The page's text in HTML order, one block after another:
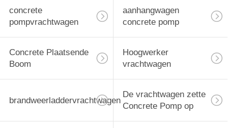
concrete
pompvrachtwagen
aanhangwagen
concrete pomp
Concrete Plaatsende
Boom
Hoogwerker
vrachtwagen
brandweerladdervrachtwagen
De vrachtwagen zette
Concrete Pomp op